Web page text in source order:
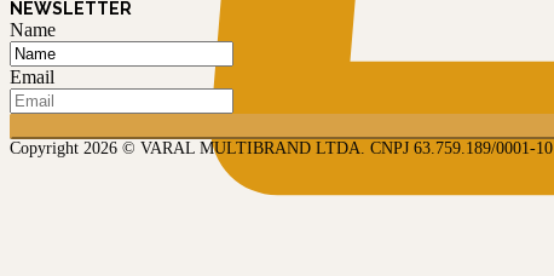
NEWSLETTER
Name
Email
Copyright 2026 © VARAL MULTIBRAND LTDA. CNPJ 63.759.189/0001-10